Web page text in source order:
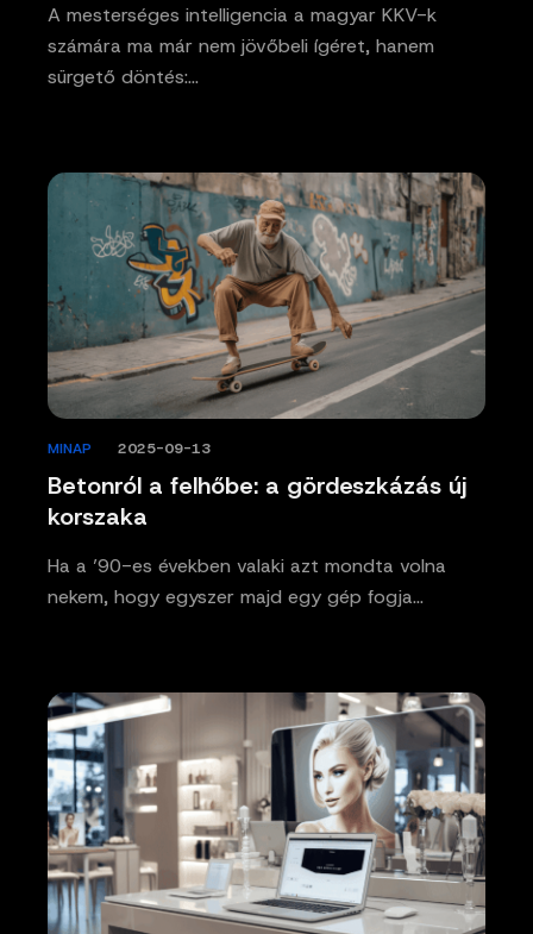
A mesterséges intelligencia a magyar KKV-k
számára ma már nem jövőbeli ígéret, hanem
sürgető döntés:…
Betonról a felhőbe: a gördeszkázás új
korszaka
MINAP 2025-09-13
Ha a ’90-es években valaki azt mondta volna
nekem, hogy egyszer majd egy gép fogja…